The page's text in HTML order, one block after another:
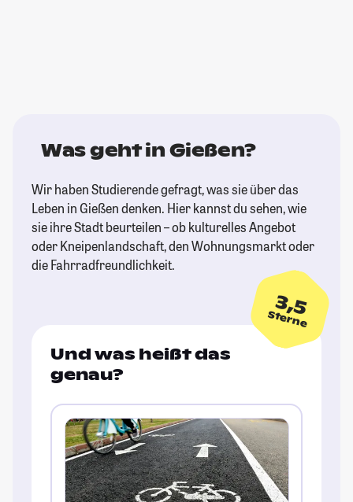
Was geht in Gießen?
Wir haben Studierende gefragt, was sie über das
Leben in Gießen denken. Hier kannst du sehen, wie
sie ihre Stadt beurteilen – ob kulturelles Angebot
oder Kneipenlandschaft, den Wohnungsmarkt oder
die Fahrradfreundlichkeit.
3,5
Sterne
Und was heißt das
genau?